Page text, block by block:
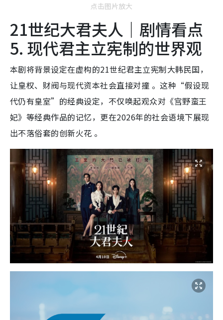
点击图片放大
21世纪大君夫人｜剧情看点
5. 现代君主立宪制的世界观
本剧将背景设定在虚构的21世纪君主立宪制大韩民国，
让皇权、财阀与现代资本社会直接对撞 。这种“假设现
代仍有皇室”的经典设定，不仅唤起观众对《宫野蛮王
妃》等经典作品的记忆，更在2026年的社会语境下展现
出不落俗套的创新火花 。